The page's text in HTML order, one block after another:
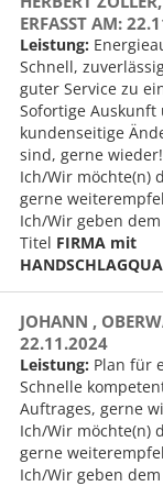
ERFASST AM:
Leistung:
Schnell,
guter Service zu
Sofortige
kundenseitige
sind, gerne wieder!
Ich/Wir möchte(n)
gerne
Ich/Wir geben
Titel FIRMA mit
JOHANN ,
22.11.2024
Leistung: Plan für
Schnelle
Auftrages, gerne
Ich/Wir möchte(n)
gerne
Ich/Wir geben